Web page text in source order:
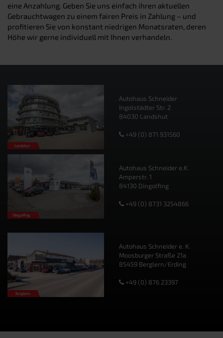
eine Anzahlung. Geben Sie uns einfach ihren aktuellen
Gebrauchtwagen zu einem fairen Preis in Zahlung – und
profitieren Sie von konstant niedrigen Monatsraten, deren
Höhe wir gerne individuell mit Ihnen verhandeln.
Autohaus Schneider
Ingolstädter Str. 2
84030 Landshut
+49 (0) 871 931560
Autohaus Schneider e.K.
Amperstr. 1
84130 Dingolfing
+49 (0) 8731 3254866
Autohaus Schneider e. K.
Moosburger Straße 21a
85459 Berglern/Erding
+49 (0) 876 23397